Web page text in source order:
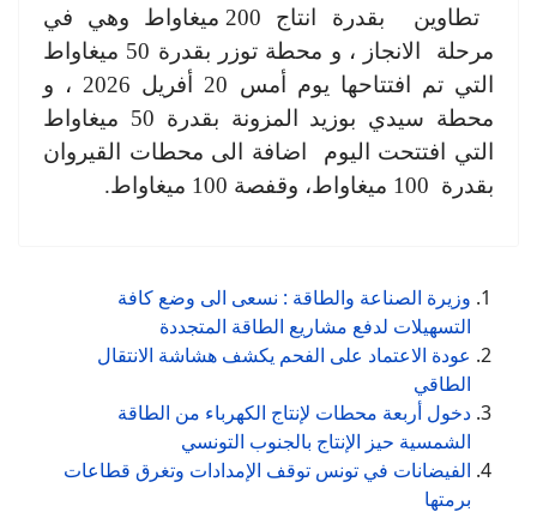
تطاوين بقدرة انتاج 200 ميغاواط وهي في
مرحلة الانجاز ، و محطة توزر بقدرة 50 ميغاواط
التي تم افتتاحها يوم أمس 20 أفريل 2026 ، و
محطة سيدي بوزيد المزونة بقدرة 50 ميغاواط
التي افتتحت اليوم اضافة الى محطات القيروان
بقدرة 100 ميغاواط، وقفصة 100 ميغاواط.
وزيرة الصناعة والطاقة : نسعى الى وضع كافة
التسهيلات لدفع مشاريع الطاقة المتجددة
عودة الاعتماد على الفحم يكشف هشاشة الانتقال
الطاقي
دخول أربعة محطات لإنتاج الكهرباء من الطاقة
الشمسية حيز الإنتاج بالجنوب التونسي
الفيضانات في تونس توقف الإمدادات وتغرق قطاعات
برمتها